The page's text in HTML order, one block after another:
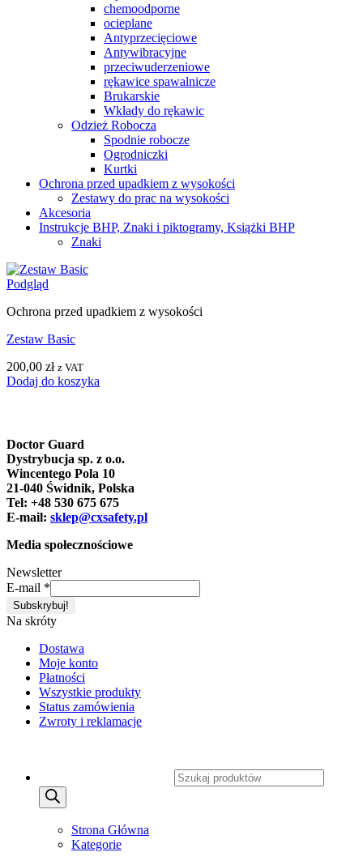
chemoodporne
ocieplane
Antyprzecięciowe
Antywibracyjne
przeciwuderzeniowe
rękawice spawalnicze
Brukarskie
Wkłady do rękawic
Odzież Robocza
Spodnie robocze
Ogrodniczki
Kurtki
Ochrona przed upadkiem z wysokości
Zestawy do prac na wysokości
Akcesoria
Instrukcje BHP, Znaki i piktogramy, Książki BHP
Znaki
Podgląd
Ochrona przed upadkiem z wysokości
Zestaw Basic
200,00 zł z VAT
Dodaj do koszyka
Doctor Guard
Dystrybucja sp. z o.o.
Wincentego Pola 10
21-040 Świdnik, Polska
Tel: +48 530 675 675
E-mail: sklep@cxsafety.pl
Media społecznościowe
Newsletter
E-mail *
Na skróty
Dostawa
Moje konto
Płatności
Wszystkie produkty
Status zamówienia
Zwroty i reklamacje
Strona Główna
Kategorie